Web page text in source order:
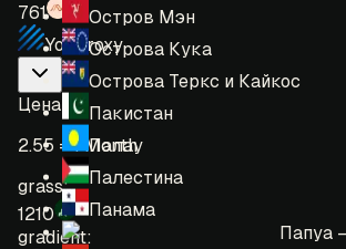
Остров Мэн
Острова Кука
Острова Теркс и Кайкос
Пакистан
Палау
Палестина
Панама
Папуа
761
YouProxy
Цена
2.55 = 1 Month
grass:
1210
gradient: